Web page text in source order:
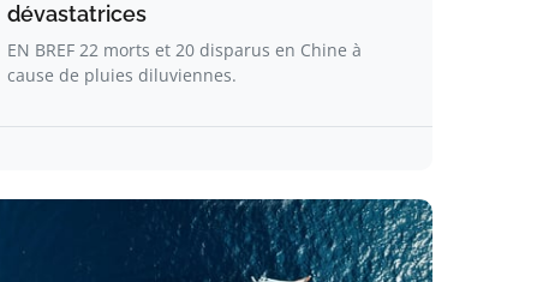
dévastatrices
EN BREF 22 morts et 20 disparus en Chine à
cause de pluies diluviennes.